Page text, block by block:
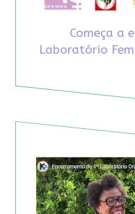
Começa a
Laboratório